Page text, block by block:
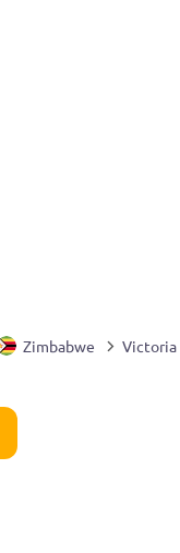
Zimbabwe Victoria